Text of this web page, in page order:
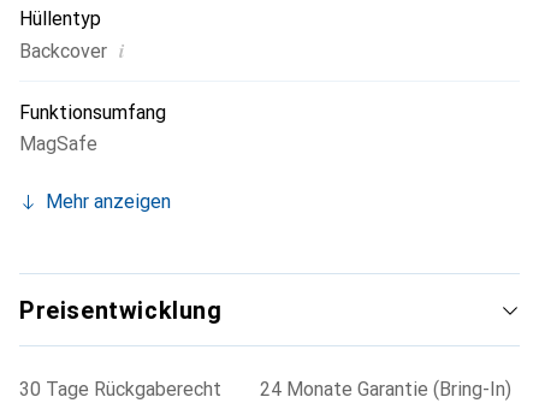
Hüllentyp
Backcover i
Funktionsumfang
MagSafe
Mehr anzeigen
Preisentwicklung
30 Tage Rückgaberecht
24 Monate Garantie (Bring-In)